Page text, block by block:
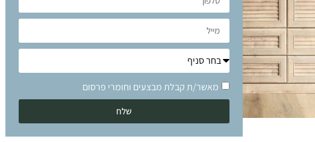
מאשר/ת קבלת מבצעים וחומרי פרסום
שלח